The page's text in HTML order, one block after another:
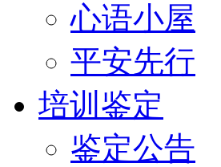
心语小屋
平安先行
培训鉴定
鉴定公告